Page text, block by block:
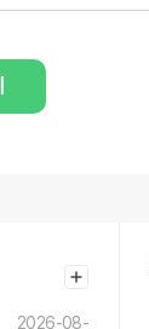
2026-08-